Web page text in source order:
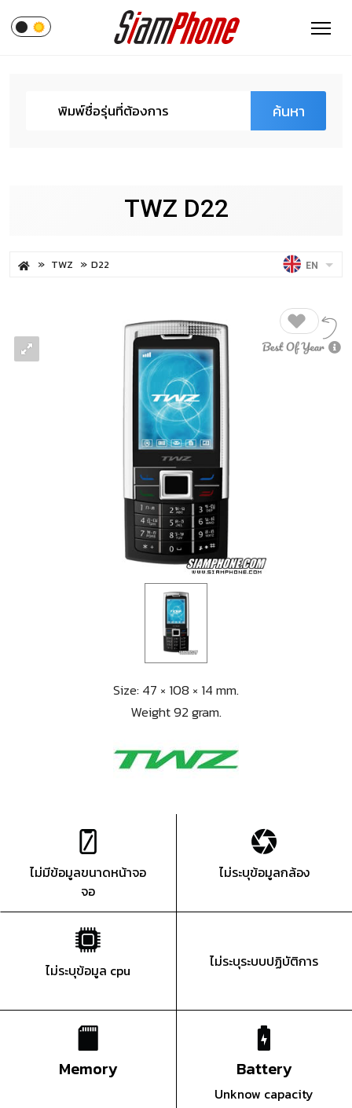
ค้นหา
TWZ D22
TWZ D22 EN
Size: 47 × 108 × 14 mm.
Weight 92 gram.
ไม่มีข้อมูลขนาดหน้าจอ
จอ
ไม่ระบุข้อมูลกล้อง
ไม่ระบุข้อมูล cpu ไม่ระบุระบบปฏิบัติการ
Memory Battery
Unknow capacity